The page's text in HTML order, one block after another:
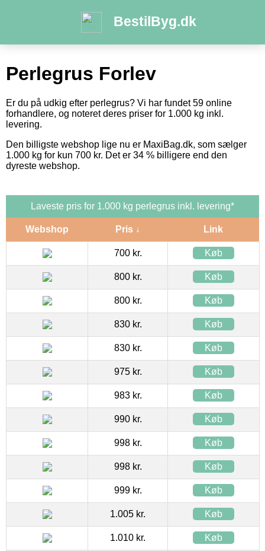
BestilByg.dk
Perlegrus Forlev
Er du på udkig efter perlegrus? Vi har fundet 59 online
forhandlere, og noteret deres priser for 1.000 kg inkl.
levering.
Den billigste webshop lige nu er MaxiBag.dk, som sælger
1.000 kg for kun 700 kr. Det er 34 % billigere end den
dyreste webshop.
Laveste pris for 1.000 kg perlegrus inkl. levering*
Webshop Pris ↓ Link
700 kr. Køb
800 kr. Køb
800 kr. Køb
830 kr. Køb
830 kr. Køb
975 kr. Køb
983 kr. Køb
990 kr. Køb
998 kr. Køb
998 kr. Køb
999 kr. Køb
1.005 kr. Køb
1.010 kr. Køb